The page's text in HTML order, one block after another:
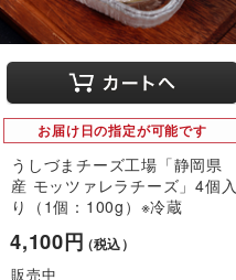
お届け日の指定が可能です
うしづまチーズ工場「静岡県
産 モッツァレラチーズ」4個入
り（1個：100g）※冷蔵
4,100円（税込）
販売中